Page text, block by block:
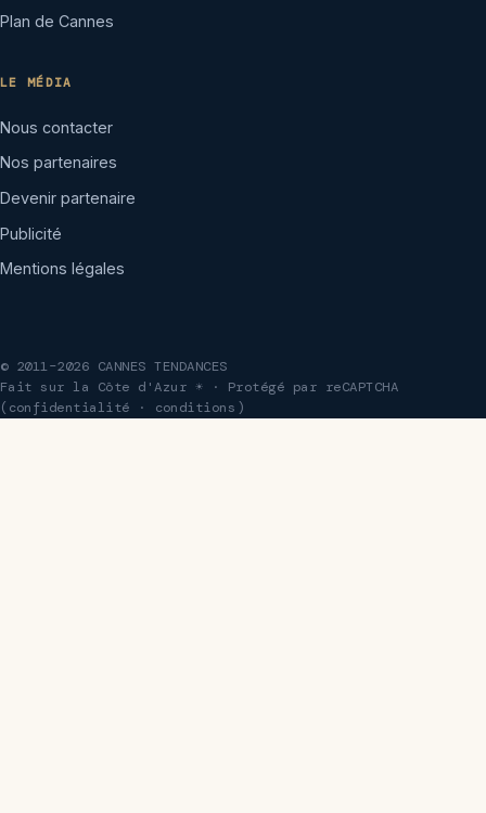
Plan de Cannes
LE MÉDIA
Nous contacter
Nos partenaires
Devenir partenaire
Publicité
Mentions légales
© 2011–2026 CANNES TENDANCES
Fait sur la Côte d'Azur ☀ · Protégé par reCAPTCHA
( confidentialité · conditions )